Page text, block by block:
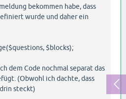
bekommen habe, dass
wurde und daher ein
$blocks);
dem Code nochmal separat das
(Obwohl ich dachte, dass
steckt)